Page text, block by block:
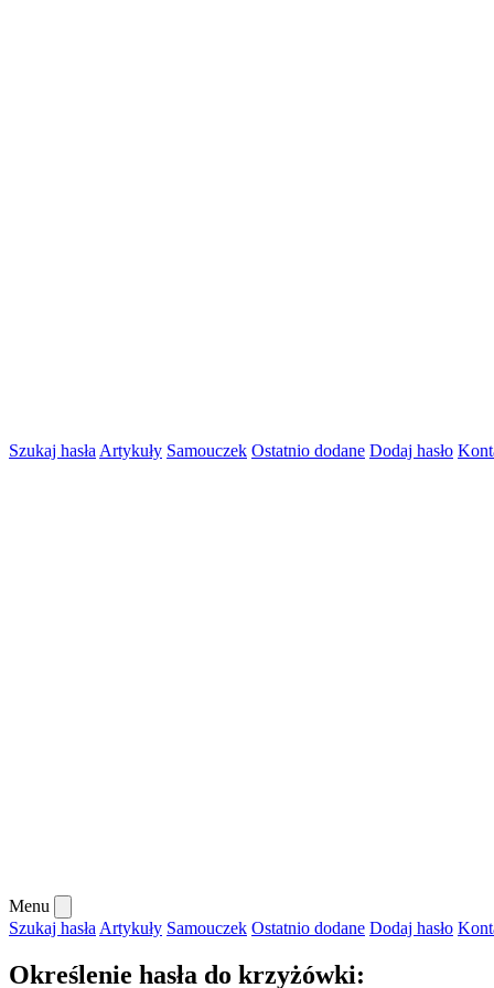
Szukaj hasła Artykuły Samouczek Ostatnio dodane Dodaj hasło
Menu
Szukaj hasła Artykuły Samouczek Ostatnio dodane Dodaj hasło
Określenie hasła do krzyżówki: